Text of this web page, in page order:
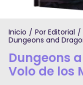
Inicio / Por Editorial /
Dungeons and
Dungeons
Volo de los